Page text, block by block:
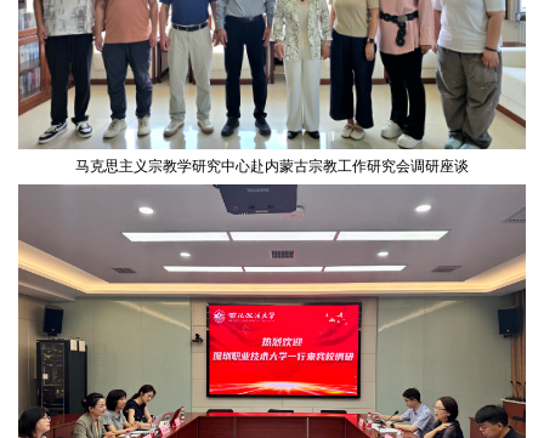
马克思主义宗教学研究中心赴内蒙古宗教工作研究会调研座谈